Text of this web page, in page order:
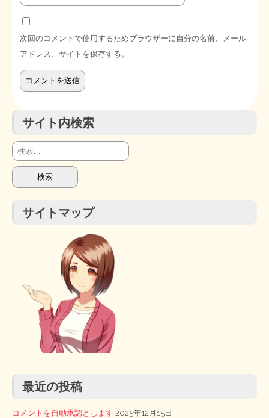
次回のコメントで使用するためブラウザーに自分の名前、メール
アドレス、サイトを保存する。
サイト内検索
検
索:
サイトマップ
最近の投稿
コメントを自動承認とします 2025年12月15日